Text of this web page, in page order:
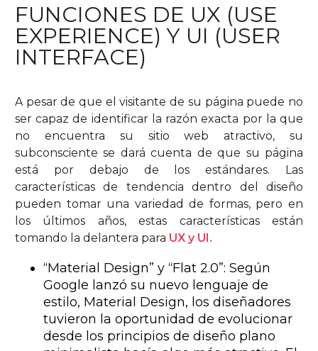
FUNCIONES DE UX (USE
EXPERIENCE) Y UI (USER
INTERFACE)
A pesar de que el visitante de su página puede no
ser capaz de identificar la razón exacta por la que
no encuentra su sitio web atractivo, su
subconsciente se dará cuenta de que su página
está por debajo de los estándares. Las
características de tendencia dentro del diseño
pueden tomar una variedad de formas, pero en
los últimos años, estas características están
tomando la delantera para UX y UI.
“Material Design” y “Flat 2.0”: Según
Google lanzó su nuevo lenguaje de
estilo, Material Design, los diseñadores
tuvieron la oportunidad de evolucionar
desde los principios de diseño plano